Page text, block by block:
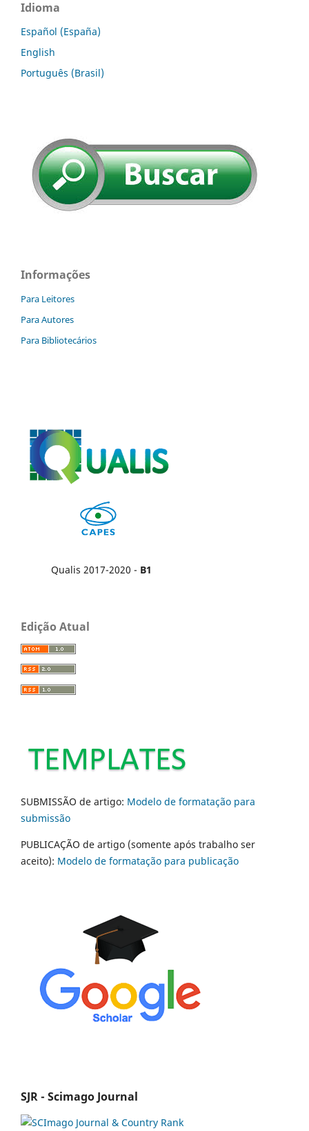
Idioma
Español (España)
English
Português (Brasil)
Informações
Para Leitores
Para Autores
Para Bibliotecários
Qualis 2017-2020 - B1
Edição Atual
SUBMISSÃO de artigo: Modelo de formatação para
submissão
PUBLICAÇÃO de artigo (somente após trabalho ser
aceito): Modelo de formatação para publicação
SJR - Scimago Journal